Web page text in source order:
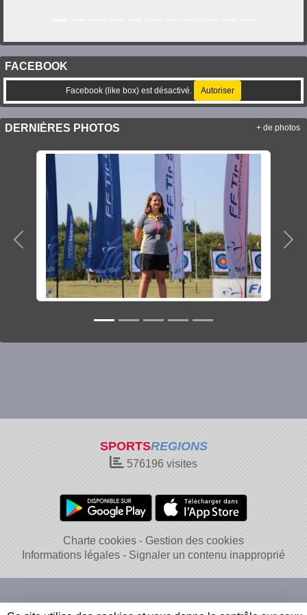
FACEBOOK
Facebook (like box) est désactivé. Autoriser
DERNIÈRES PHOTOS
Précedent
+ de photos
SPORTSREGIONS
576196 visites
Charte cookies
Gestion des cookies
Informations légales
Signaler un contenu inapproprié